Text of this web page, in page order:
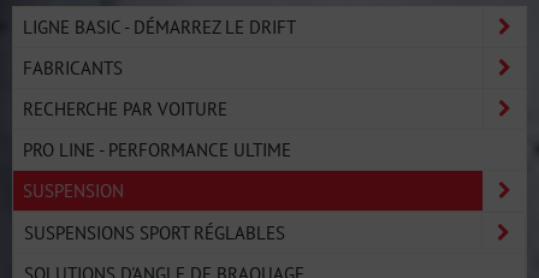
LIGNE BASIC - DÉMARREZ LE DRIFT
FABRICANTS
RECHERCHE PAR VOITURE
PRO LINE - PERFORMANCE ULTIME
SUSPENSION
SUSPENSIONS SPORT RÉGLABLES
SOLUTIONS D'ANGLE DE BRAQUAGE